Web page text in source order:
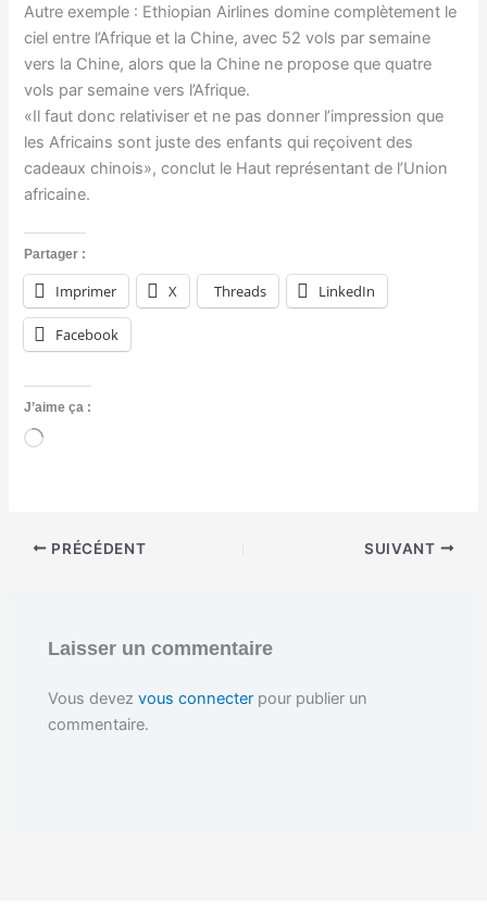
Autre exemple : Ethiopian Airlines domine complètement le
ciel entre l’Afrique et la Chine, avec 52 vols par semaine
vers la Chine, alors que la Chine ne propose que quatre
vols par semaine vers l’Afrique.
«Il faut donc relativiser et ne pas donner l’impression que
les Africains sont juste des enfants qui reçoivent des
cadeaux chinois», conclut le Haut représentant de l’Union
africaine.
Partager :
Imprimer X Threads LinkedIn
Facebook
J’aime ça :
C
…
PRÉCÉDENT SUIVANT
Laisser un commentaire
Vous devezvous connecter pour publier un
commentaire.